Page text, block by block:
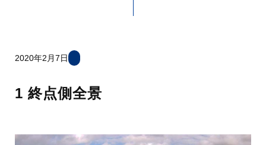
2020年2月7日
1 終点側全景